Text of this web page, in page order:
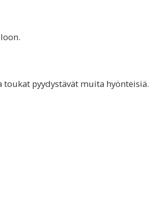
pyydystävät muita hyönteisiä.